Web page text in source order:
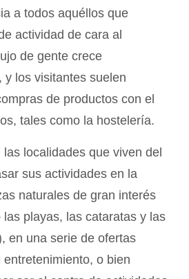
a todos aquéllos que
actividad de cara al
de gente crece
y los visitantes suelen
de productos con el
tales como la hostelería.
las localidades que viven del
sus actividades en la
naturales de gran interés
playas, las cataratas y las
en una serie de ofertas
o bien